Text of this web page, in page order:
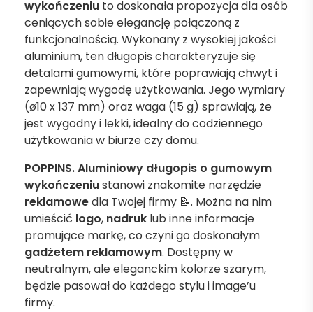
wykończeniu to doskonała propozycja dla osób
ceniących sobie elegancję połączoną z
funkcjonalnością. Wykonany z wysokiej jakości
aluminium, ten długopis charakteryzuje się
detalami gumowymi, które poprawiają chwyt i
zapewniają wygodę użytkowania. Jego wymiary
(ø10 x 137 mm) oraz waga (15 g) sprawiają, że
jest wygodny i lekki, idealny do codziennego
użytkowania w biurze czy domu.
POPPINS. Aluminiowy długopis o gumowym
wykończeniustanowi znakomite narzędzie
reklamowedla Twojej firmy 📝. Można na nim
umieścić logo, nadruk lub inne informacje
promujące markę, co czyni go doskonałym
gadżetem reklamowym. Dostępny w
neutralnym, ale eleganckim kolorze szarym,
będzie pasował do każdego stylu i image’u
firmy.